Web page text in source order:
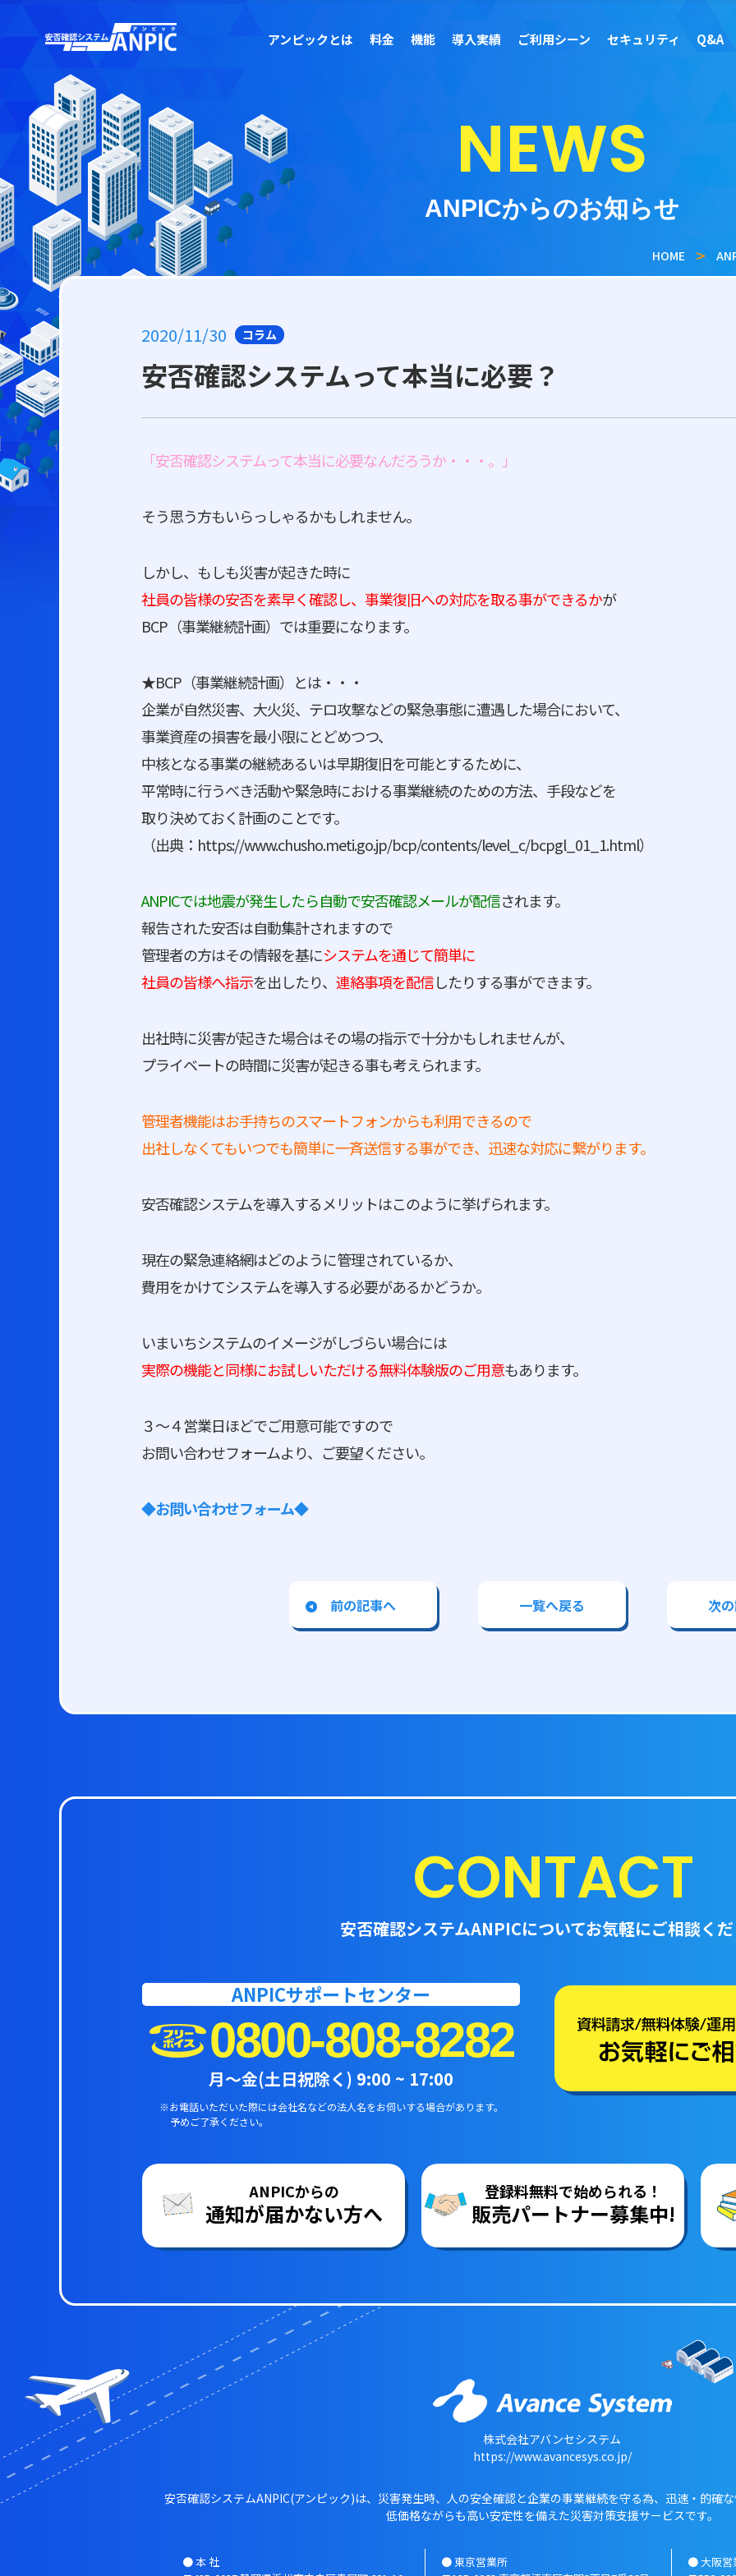
アンピックとは 料金 機能 導入実績 ご利用シーン セキュリティ Q&A
NEWS
ANPICからのお知らせ
HOME
2020/11/30 コラム
安否確認システムって本当に必要？
「安否確認システムって本当に必要なんだろうか・・・。」
そう思う方もいらっしゃるかもしれません。
しかし、もしも災害が起きた時に
社員の皆様の安否を素早く確認し、事業復旧への対応を取る事ができるかが
BCP（事業継続計画）では重要になります。
★BCP（事業継続計画）とは・・・
企業が自然災害、大火災、テロ攻撃などの緊急事態に遭遇した場合において、
事業資産の損害を最小限にとどめつつ、
中核となる事業の継続あるいは早期復旧を可能とするために、
平常時に行うべき活動や緊急時における事業継続のための方法、手段などを
取り決めておく計画のことです。
（出典：https://www.chusho.meti.go.jp/bcp/contents/level_c/bcpgl_01_1.html）
ANPICでは地震が発生したら自動で安否確認メールが配信されます。
報告された安否は自動集計されますので
管理者の方はその情報を基にシステムを通じて簡単に
社員の皆様へ指示を出したり、 連絡事項を配信したりする事ができます。
出社時に災害が起きた場合はその場の指示で十分かもしれませんが、
プライベートの時間に災害が起きる事も考えられます。
管理者機能はお手持ちのスマートフォンからも利用できるので
出社しなくてもいつでも簡単に一斉送信する事ができ、迅速な対応に繋がります。
安否確認システムを導入するメリットはこのように挙げられます。
現在の緊急連絡網はどのように管理されているか、
費用をかけてシステムを導入する必要があるかどうか。
いまいちシステムのイメージがしづらい場合には
実際の機能と同様にお試しいただける無料体験版のご用意もあります。
３～４営業日ほどでご用意可能ですので
お問い合わせフォームより、ご要望ください。
◆お問い合わせフォーム◆
一覧へ戻る
前の記事へ 次
CONTACT
安否確認システムANPICについてお気軽にご相談く
ANPICサポートセンター
0800-808-8282
月〜金(土日祝除く) 9:00 ~ 17:00
※お電話いただいた際には会社名などの法人名をお伺いする場合があります。
予めご了承ください。
ANPICからの
通知が届かない方へ
登録料無料で始められる！
販売パートナー募集中!
株式会社アバンセシステム
https://www.avancesys.co.jp/
安否確認システムANPIC(アンピック)は、災害発生時、人の安全確認と企業の事業継続を守る為、迅速・的確
低価格ながらも高い安定性を備えた災害対策支援サービスです。
● 本 社
● 東京営業所
● 大阪営